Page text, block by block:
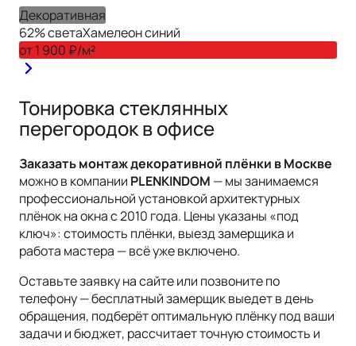
Декоративная
62% светаХамелеон синий
от1 900 ₽/м²
Тонировка стеклянных
перегородок в офисе
Заказать монтаждекоративной плёнки в Москве
можно в компании PLENKINDOM — мы занимаемся
профессиональной установкой архитектурных
плёнок на окна с 2010 года. Цены указаны «под
ключ»: стоимость плёнки, выезд замерщика и
работа мастера — всё уже включено.
Оставьте заявку на сайте или позвоните по
телефону — бесплатный замерщик выедет в день
обращения, подберёт оптимальную плёнку под ваши
задачи и бюджет, рассчитает точную стоимость и